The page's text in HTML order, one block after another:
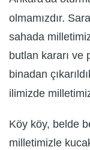
olmamızdır.
sahada
butlan kararı ve
binadan
ilimizde
Köy köy, belde
milletimizle